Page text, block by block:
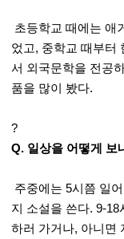
초등학교 때에는 애
었고, 중학교 때부터
서 외국문학을 전공
품을 많이 봤다.
?
Q. 일상을 어떻게 보
주중에는 5시쯤 일
지 소설을 쓴다. 9-
하러 가거나, 아니면